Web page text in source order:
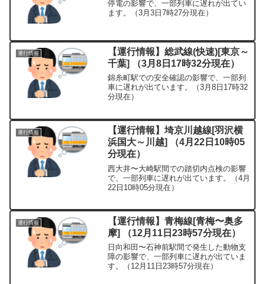
停電の影響で、一部列車に遅れが出てい
ます。（3月3日7時27分現在）
運行情報
【運行情報】総武線(快速)[東京～
千葉] （3月8日17時32分現在）
錦糸町駅での安全確認の影響で、一部列
車に遅れが出ています。（3月8日17時32
分現在）
運行情報
【運行情報】埼京川越線[羽沢横
浜国大～川越] （4月22日10時05
分現在）
西大井〜大崎駅間での踏切内点検の影響
で、一部列車に遅れが出ています。（4月
22日10時05分現在）
運行情報
【運行情報】青梅線[青梅〜奥多
摩] （12月11日23時57分現在）
日向和田〜石神前駅間で発生した動物支
障の影響で、一部列車に遅れが出ていま
す。（12月11日23時57分現在）